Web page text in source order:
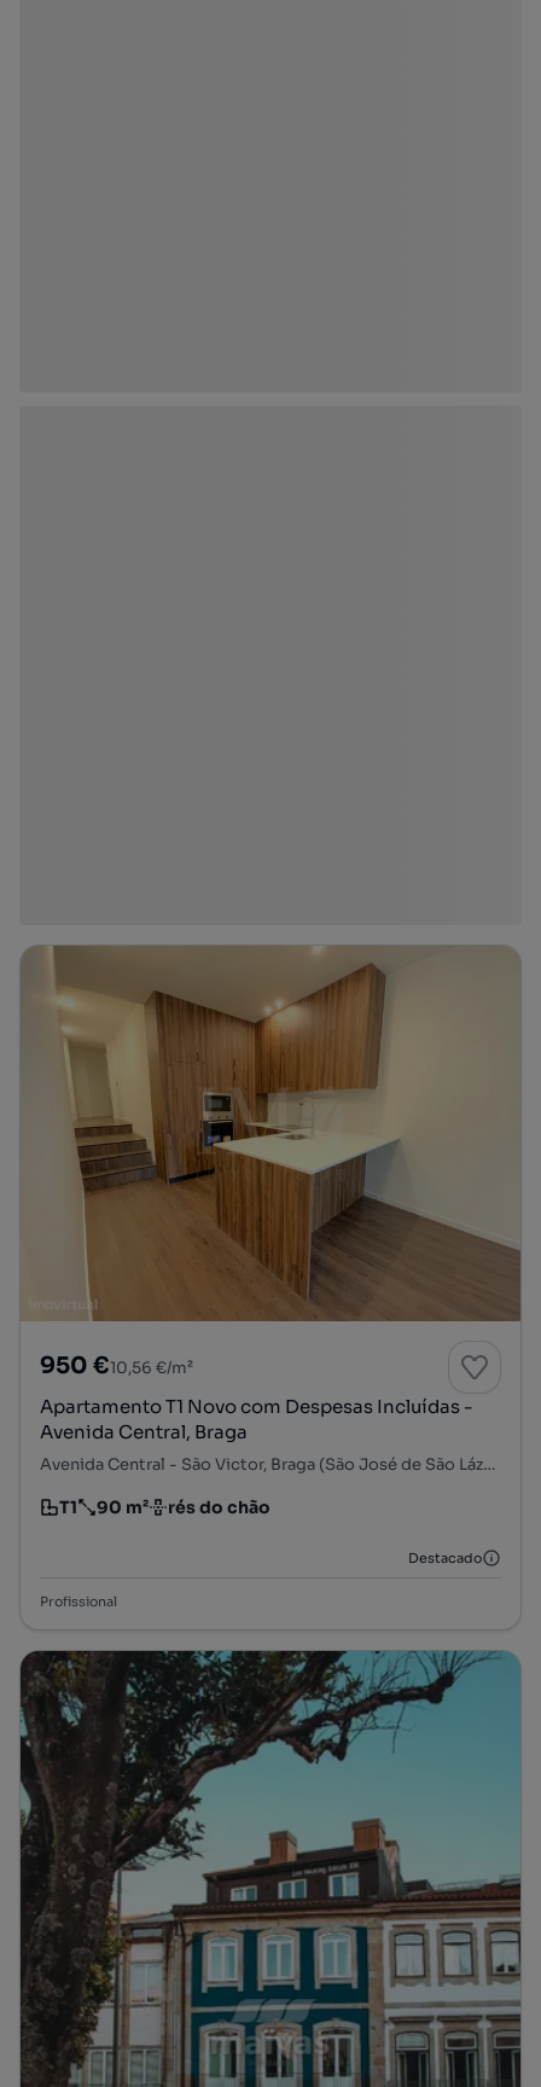
950 €10,56 €/m²
Apartamento T1 Novo com Despesas Incluídas -
Avenida Central, Braga
Avenida Central - São Victor, Braga (São José de São Lázaro e São João do Souto), Braga, Braga
Tipologia
T1
Preço por metro quadrado
90 m²
Andar rés do chão
Destacado
Profissional